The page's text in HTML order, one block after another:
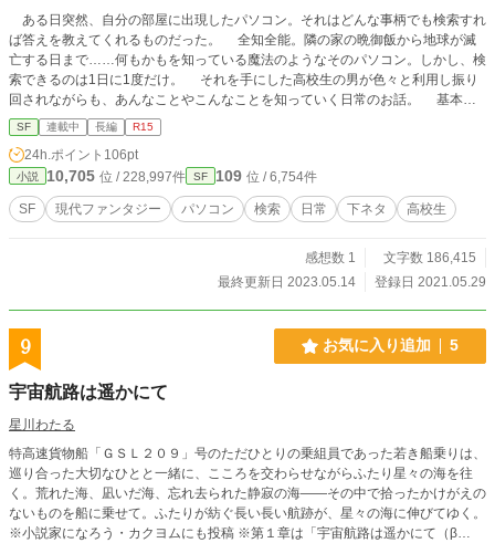
ある日突然、自分の部屋に出現したパソコン。それはどんな事柄でも検索すれ
ば答えを教えてくれるものだった。 全知全能。隣の家の晩御飯から地球が滅
亡する日まで……何もかもを知っている魔法のようなそのパソコン。しかし、検
索できるのは1日に1度だけ。 それを手にした高校生の男が色々と利用し振り
回されながらも、あんなことやこんなことを知っていく日常のお話。 基本的
に1話か2話で完結する短編でゆるいお話です。 【なろうで120万PV カクヨム
で50万PV】
SF 連載中 長編 R15
24h.ポイント 106pt
小説 10,705 位 / 228,997件 SF 109 位 / 6,754件
SF 現代ファンタジー パソコン 検索 日常 下ネタ 高校生
感想数 1
文字数 186,415
最終更新日 2023.05.14
登録日 2021.05.29
9 お気に入り追加 5
宇宙航路は遥かにて
星川わたる
特高速貨物船「ＧＳＬ２０９」号のただひとりの乗組員であった若き船乗りは、
巡り合った大切なひとと一緒に、こころを交わらせながらふたり星々の海を往
く。荒れた海、凪いだ海、忘れ去られた静寂の海――その中で拾ったかけがえの
ないものを船に乗せて。ふたりが紡ぐ長い長い航跡が、星々の海に伸びてゆく。
※小説家になろう・カクヨムにも投稿 ※第１章は「宇宙航路は遥かにて（β